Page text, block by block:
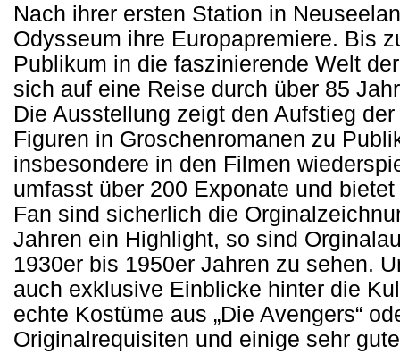
Nach ihrer ersten Station in
Odysseum ihre Europapremiere. Bis
Publikum in die faszinierende Welt
sich auf eine Reise durch über 85
Die Ausstellung zeigt den Aufstieg
Figuren in Groschenromanen zu
insbesondere in den Filmen
umfasst über 200 Exponate und
Fan sind sicherlich die
Jahren ein Highlight, so sind
1930er bis 1950er Jahren zu sehen.
auch exklusive Einblicke hinter die
echte Kostüme aus „Die Avengers“
Originalrequisiten und einige sehr